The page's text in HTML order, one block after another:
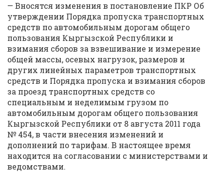
— Вносятся изменения в постановление ПКР Об
утверждении Порядка пропуска транспортных
средств по автомобильным дорогам общего
пользования Кыргызской Республики и
взимания сборов за взвешивание и измерение
общей массы, осевых нагрузок, размеров и
других линейных параметров транспортных
средств и Порядка пропуска и взимания сборов
за проезд транспортных средств со
специальным и неделимым грузом по
автомобильным дорогам общего пользования
Кыргызской Республики от 8 августа 2011 года
№ 454, в части внесения изменений и
дополнений по тарифам. В настоящее время
находится на согласовании с министерствами и
ведомствами.